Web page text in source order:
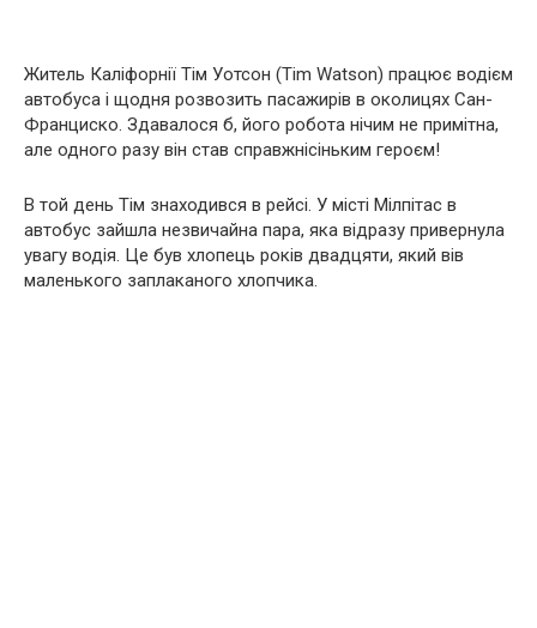
Житель Каліфорнії Тім Уотсон (Tim Watson) працює водієм
автобуса і щодня розвозить пасажирів в околицях Сан-
Франциско. Здавалося б, його робота нічим не примітна,
але одного разу він став справжнісіньким героєм!
В той день Тім знаходився в рейсі. У місті Мілпітас в
автобус зайшла незвичайна пара, яка відразу привернула
увагу водія. Це був хлопець років двадцяти, який вів
маленького заплаканого хлопчика.